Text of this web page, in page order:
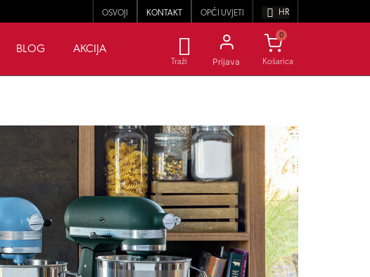
OSVOJI KONTAKT OPĆI UVJETI HR
BLOG AKCIJA
Traži Prijava
0